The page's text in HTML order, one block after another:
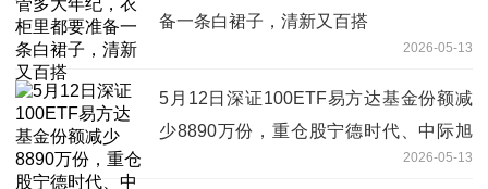
备一条白裙子，清新又百搭
2026-05-13
5月12日深证100ETF易方达基金份额减
少8890万份，重仓股宁德时代、中际旭
2026-05-13